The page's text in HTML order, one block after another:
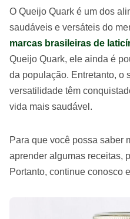
O Queijo Quark é um dos
saudáveis e versáteis do
marcas brasileiras de
Queijo Quark, ele ainda é
da população. Entretanto, o
versatilidade têm
vida mais saudável.
Para que você possa saber
aprender algumas receitas,
Portanto, continue conosco